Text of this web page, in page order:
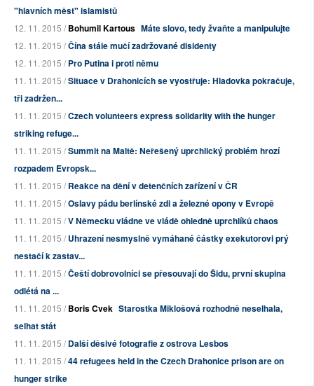
"hlavních měst" islamistů
12. 11. 2015 /Bohumil Kartous Máte slovo, tedy žvaňte a manipulujte
12. 11. 2015 /Čína stále mučí zadržované disidenty
12. 11. 2015 /Pro Putina i proti němu
11. 11. 2015 /Situace v Drahonicích se vyostřuje: Hladovka pokračuje,
tři zadržen...
11. 11. 2015 /Czech volunteers express solidarity with the hunger
striking refuge...
11. 11. 2015 /Summit na Maltě: Neřešený uprchlický problém hrozí
rozpadem Evropsk...
11. 11. 2015 /Reakce na dění v detenčních zařízení v ČR
11. 11. 2015 /Oslavy pádu berlínské zdi a železné opony v Evropě
11. 11. 2015 /V Německu vládne ve vládě ohledně uprchlíků chaos
11. 11. 2015 /Uhrazení nesmyslně vymáhané částky exekutorovi prý
nestačí k zastav...
11. 11. 2015 /Čeští dobrovolníci se přesouvají do Šidu, první skupina
odlétá na ...
11. 11. 2015 /Boris Cvek Starostka Miklošová rozhodně neselhala,
selhat stát
11. 11. 2015 /Další děsivé fotografie z ostrova Lesbos
11. 11. 2015 /44 refugees held in the Czech Drahonice prison are on
hunger strike